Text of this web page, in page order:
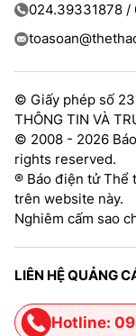
024.39331878
© Giấy phép số
THÔNG TIN VÀ
© 2008 - 2026
rights reserved.
® Báo điện tử Thể
trên website này.
Nghiêm cấm sao
LIÊN HỆ QUẢNG
Hotline: